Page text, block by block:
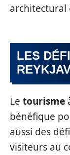
architectural
LES
Le tourisme
bénéfique
aussi des
visiteurs au